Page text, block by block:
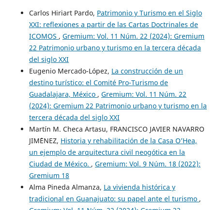
Carlos Hiriart Pardo, Patrimonio y Turismo en el Siglo
XXI: reflexiones a partir de las Cartas Doctrinales de
ICOMOS , Gremium: Vol. 11 Núm. 22 (2024): Gremium
22 Patrimonio urbano y turismo en la tercera década
del siglo XXI
Eugenio Mercado-López, La construcción de un
destino turístico: el Comité Pro-Turismo de
Guadalajara, México , Gremium: Vol. 11 Núm. 22
(2024): Gremium 22 Patrimonio urbano y turismo en la
tercera década del siglo XXI
Martín M. Checa Artasu, FRANCISCO JAVIER NAVARRO
JIM´´ENEZ, Historia y rehabilitación de la Casa O’Hea,
un ejemplo de arquitectura civil neogótica en la
Ciudad de México. , Gremium: Vol. 9 Núm. 18 (2022):
Gremium 18
Alma Pineda Almanza, La vivienda histórica y
tradicional en Guanajuato: su papel ante el turismo ,